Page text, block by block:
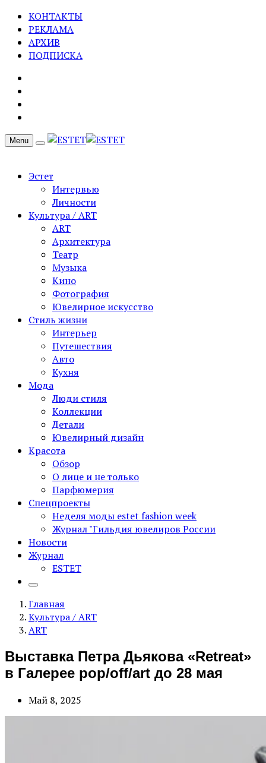
КОНТАКТЫ
РЕКЛАМА
АРХИВ
ПОДПИСКА
Menu
Эстет
Интервью
Личности
Культура / ART
ART
Архитектура
Театр
Музыка
Кино
Фотография
Ювелирное искусство
Стиль жизни
Интерьер
Путешествия
Авто
Кухня
Мода
Люди стиля
Коллекции
Детали
Ювелирный дизайн
Красота
Обзор
О лице и не только
Парфюмерия
Спецпроекты
Неделя моды estet fashion week
Журнал "Гильдия ювелиров России
Новости
Журнал
ESTET
Главная
Культура / ART
ART
Выставка Петра Дьякова «Retreat»
в Галерее pop/off/art до 28 мая
Май 8, 2025